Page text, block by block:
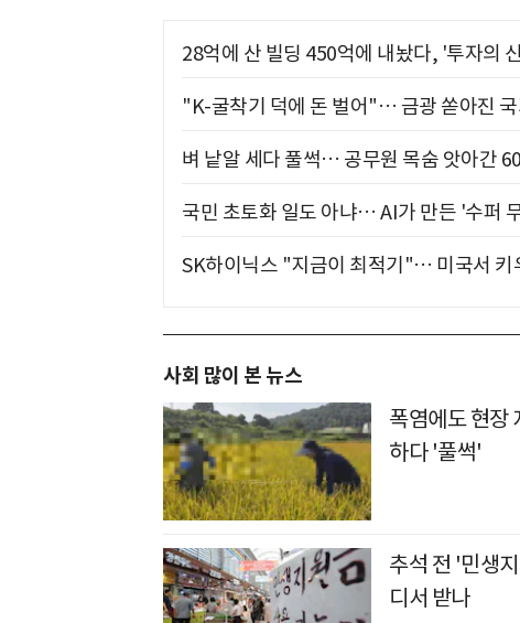
28억에 산 빌딩 450억에 내놨다, '투자의
"K-굴착기 덕에 돈 벌어"… 금광 쏟아진
벼 낱알 세다 풀썩… 공무원 목숨 앗아간
국민 초토화 일도 아냐… AI가 만든 '수퍼
SK하이닉스 "지금이 최적기"… 미국서 키
사회 많이 본 뉴스
폭염에도 현장
하다 '풀썩'
추석 전 '민생
디서 받나